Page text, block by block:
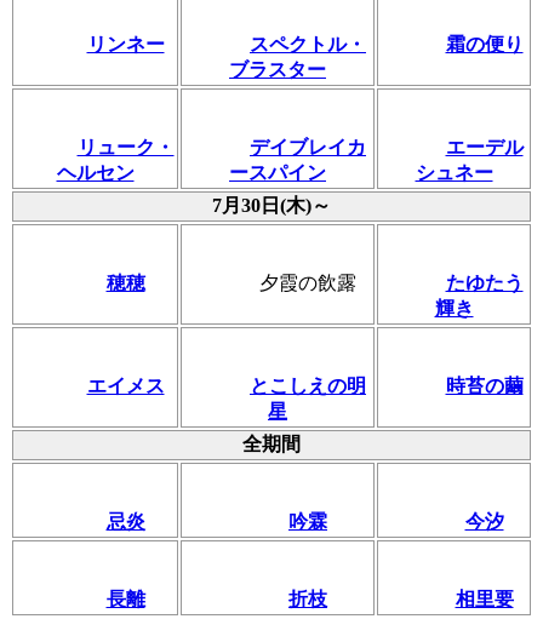
リンネー
スペクトル・
ブラスター
霜の便り
リューク・
ヘルセン
デイブレイカ
ースパイン
エーデル
シュネー
7月30日(木)～
穂穂 夕霞の飲露
たゆたう
輝き
エイメス
とこしえの明
星
時苔の繭
全期間
忌炎 吟霖 今汐
長離 折枝 相里要